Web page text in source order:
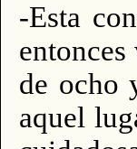
-Esta
de ocho
aquel